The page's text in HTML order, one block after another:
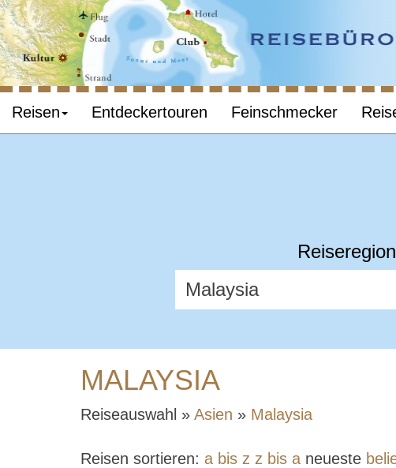
Reisen Entdeckertouren Feinschmecker
Reiseregion
MALAYSIA
Reiseauswahl » Asien » Malaysia
Reisen sortieren: a bis z z bis a neueste